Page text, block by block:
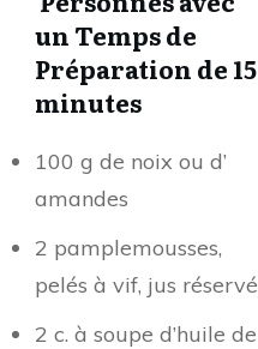
un Temps de
Préparation de 15
minutes
100 g de noix ou d’
amandes
2 pamplemousses,
pelés à vif, jus réservé
2 c. à soupe d’huile de